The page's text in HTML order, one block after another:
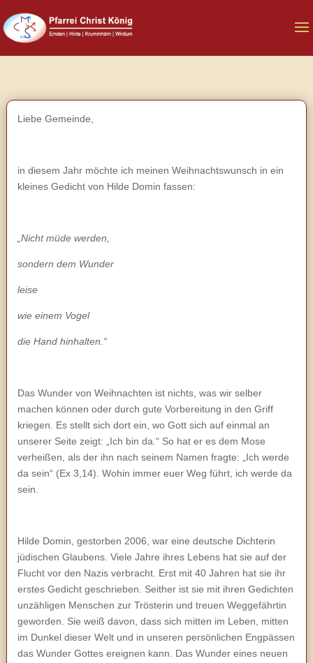
Liebe Gemeinde,
in diesem Jahr möchte ich meinen Weihnachtswunsch in ein
kleines Gedicht von Hilde Domin fassen:
„Nicht müde werden,
sondern dem Wunder
leise
wie einem Vogel
die Hand hinhalten.“
Das Wunder von Weihnachten ist nichts, was wir selber
machen können oder durch gute Vorbereitung in den Griff
kriegen. Es stellt sich dort ein, wo Gott sich auf einmal an
unserer Seite zeigt: „Ich bin da.“ So hat er es dem Mose
verheißen, als der ihn nach seinem Namen fragte: „Ich werde
da sein“ (Ex 3,14). Wohin immer euer Weg führt, ich werde da
sein.
Hilde Domin, gestorben 2006, war eine deutsche Dichterin
jüdischen Glaubens. Viele Jahre ihres Lebens hat sie auf der
Flucht vor den Nazis verbracht. Erst mit 40 Jahren hat sie ihr
erstes Gedicht geschrieben. Seither ist sie mit ihren Gedichten
unzähligen Menschen zur Trösterin und treuen Weggefährtin
geworden. Sie weiß davon, dass sich mitten im Leben, mitten
im Dunkel dieser Welt und in unseren persönlichen Engpässen
das Wunder Gottes ereignen kann. Das Wunder eines neuen